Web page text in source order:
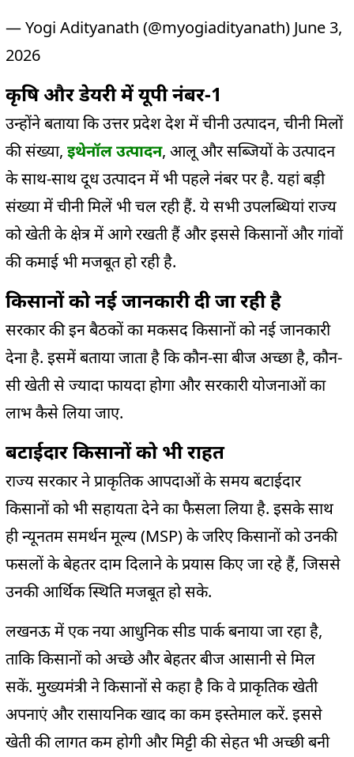
— Yogi Adityanath (@myogiadityanath) June 3,
2026
कृषि और डेयरी में यूपी नंबर-1
उन्होंने बताया कि उत्तर प्रदेश देश में चीनी उत्पादन, चीनी मिलों
की संख्या, इथेनॉल उत्पादन, आलू और सब्जियों के उत्पादन
के साथ-साथ दूध उत्पादन में भी पहले नंबर पर है. यहां बड़ी
संख्या में चीनी मिलें भी चल रही हैं. ये सभी उपलब्धियां राज्य
को खेती के क्षेत्र में आगे रखती हैं और इससे किसानों और गांवों
की कमाई भी मजबूत हो रही है.
किसानों को नई जानकारी दी जा रही है
सरकार की इन बैठकों का मकसद किसानों को नई जानकारी
देना है. इसमें बताया जाता है कि कौन-सा बीज अच्छा है, कौन-
सी खेती से ज्यादा फायदा होगा और सरकारी योजनाओं का
लाभ कैसे लिया जाए.
बटाईदार किसानों को भी राहत
राज्य सरकार ने प्राकृतिक आपदाओं के समय बटाईदार
किसानों को भी सहायता देने का फैसला लिया है. इसके साथ
ही न्यूनतम समर्थन मूल्य (MSP) के जरिए किसानों को उनकी
फसलों के बेहतर दाम दिलाने के प्रयास किए जा रहे हैं, जिससे
उनकी आर्थिक स्थिति मजबूत हो सके.
लखनऊ में एक नया आधुनिक सीड पार्क बनाया जा रहा है,
ताकि किसानों को अच्छे और बेहतर बीज आसानी से मिल
सकें. मुख्यमंत्री ने किसानों से कहा है कि वे प्राकृतिक खेती
अपनाएं और रासायनिक खाद का कम इस्तेमाल करें. इससे
खेती की लागत कम होगी और मिट्टी की सेहत भी अच्छी बनी